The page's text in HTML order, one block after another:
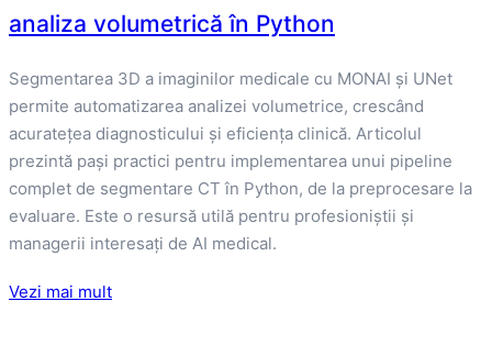
analiza volumetrică în Python
Segmentarea 3D a imaginilor medicale cu MONAI și UNet
permite automatizarea analizei volumetrice, crescând
acuratețea diagnosticului și eficiența clinică. Articolul
prezintă pași practici pentru implementarea unui pipeline
complet de segmentare CT în Python, de la preprocesare la
evaluare. Este o resursă utilă pentru profesioniștii și
managerii interesați de AI medical.
Vezi mai mult